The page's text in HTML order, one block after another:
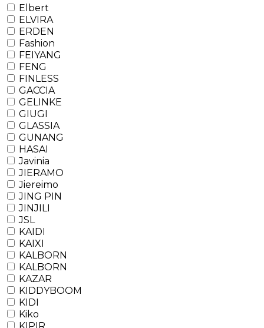
Elbert
ELVIRA
ERDEN
Fashion
FEIYANG
FENG
FINLESS
GACCIA
GELINKE
GIUGI
GLASSIA
GUNANG
HASAI
Javinia
JIERAMO
Jiereimo
JING PIN
JINJILI
JSL
KAIDI
KAIXI
KALBORN
KALBORN
KAZAR
KIDDYBOOM
KIDI
Kiko